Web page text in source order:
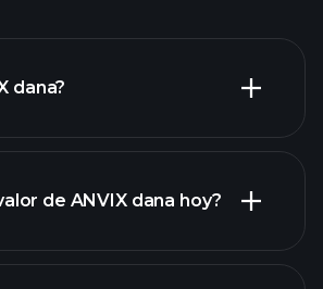
dana?
de ANVIX dana hoy?